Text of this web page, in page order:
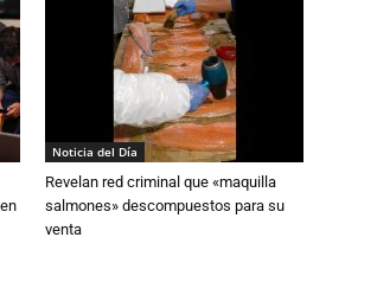
Noticia del Día
Revelan red criminal que «maquilla
salmones» descompuestos para su
venta